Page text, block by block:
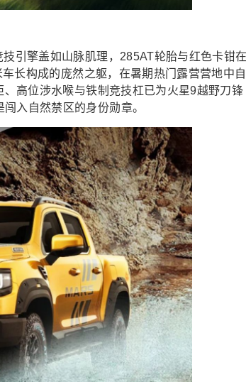
引擎盖如山脉肌理，285AT轮胎与红色卡钳
长构成的庞然之躯，在暑期热门露营营地中自
高位涉水喉与铁制竞技杠已为火星9越野刀锋
入自然禁区的身份勋章。